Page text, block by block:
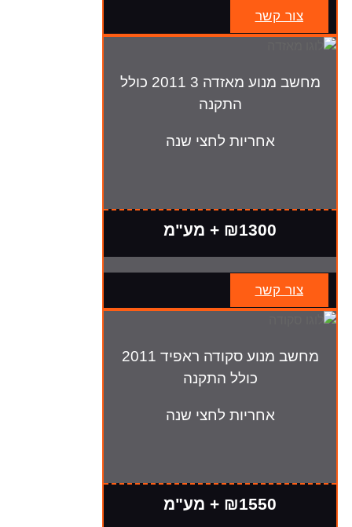
צור קשר
מחשב מנוע מאזדה 3 2011 כולל
התקנה
אחריות לחצי שנה
₪1300 + מע"מ
צור קשר
מחשב מנוע סקודה ראפיד 2011
כולל התקנה
אחריות לחצי שנה
₪1550 + מע"מ